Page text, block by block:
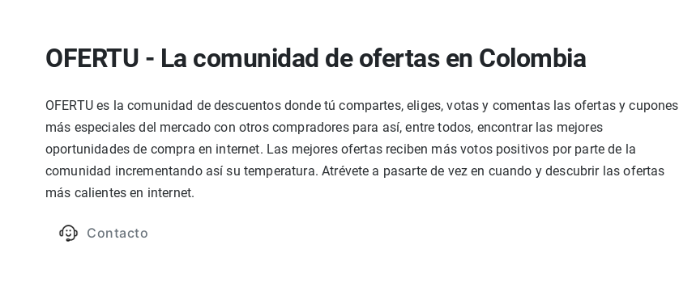
OFERTU - La comunidad de ofertas en Colombia
OFERTU es la comunidad de descuentos donde tú compartes, eliges, votas y comentas las ofertas y cupones
más especiales del mercado con otros compradores para así, entre todos, encontrar las mejores
oportunidades de compra en internet. Las mejores ofertas reciben más votos positivos por parte de la
comunidad incrementando así su temperatura. Atrévete a pasarte de vez en cuando y descubrir las ofertas
más calientes en internet.
Contacto